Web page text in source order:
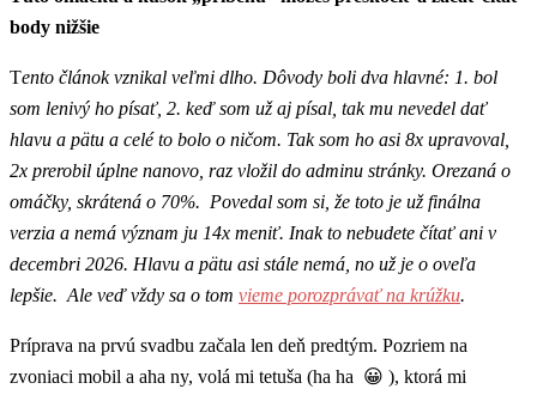
body nižšie
Tento článok vznikal veľmi dlho. Dôvody boli dva hlavné: 1. bol
som lenivý ho písať, 2. keď som už aj písal, tak mu nevedel dať
hlavu a pätu a celé to bolo o ničom. Tak som ho asi 8x upravoval,
2x prerobil úplne nanovo, raz vložil do adminu stránky. Orezaná o
omáčky, skrátená o 70%. Povedal som si, že toto je už finálna
verzia a nemá význam ju 14x meniť. Inak to nebudete čítať ani v
decembri 2026. Hlavu a pätu asi stále nemá, no už je o oveľa
lepšie. Ale veď vždy sa o tom vieme porozprávať na krúžku.
Príprava na prvú svadbu začala len deň predtým. Pozriem na
zvoniaci mobil a aha ny, volá mi tetuša (ha ha 😀 ), ktorá mi